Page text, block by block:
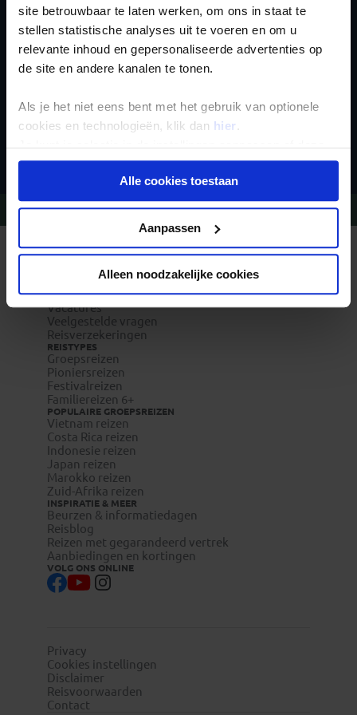
site betrouwbaar te laten werken, om ons in staat te
stellen statistische analyses uit te voeren en om u
relevante inhoud en gepersonaliseerde advertenties op
de site en andere kanalen te tonen.
Als je het niet eens bent met het gebruik van optionele
cookies en technologieën, klik dan hier .
Je kunt je selectie in de instellingen aanpassen of deze
onder aan de pagina op elk gewenst moment voor de
toekomst wijzigen.Alle cookies toestaan
Aanpassen
Alleen noodzakelijke cookies
nieuwsbrief
Vragen?Bel 020-7887700
REIZEN MET KONING AAP
Waarom Koning Aap?
Bestemmingen
Duurzaam toerisme
Vacatures
Veelgestelde vragen
Reisverzekeringen
REISTYPES
Groepsreizen
Pioniersreizen
Festivalreizen
Familiereizen 6+
POPULAIRE GROEPSREIZEN
Vietnam reizen
Costa Rica reizen
Indonesie reizen
Japan reizen
Marokko reizen
Zuid-Afrika reizen
INSPIRATIE & MEER
Beurzen & informatiedagen
Reisblog
Reizen met gegarandeerd vertrek
Aanbiedingen en kortingen
VOLG ONS ONLINE
Privacy
Cookies instellingen
Disclaimer
Reisvoorwaarden
Contact